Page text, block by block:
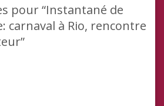
pour “Instantané de
carnaval à Rio, rencontre